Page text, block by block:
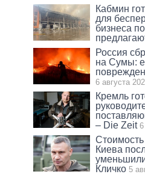
Кабмин
для
бизнеса
Россия
на Сумы:
6 августа
Кремль
– Die Zeit
Киева
Кличко 5